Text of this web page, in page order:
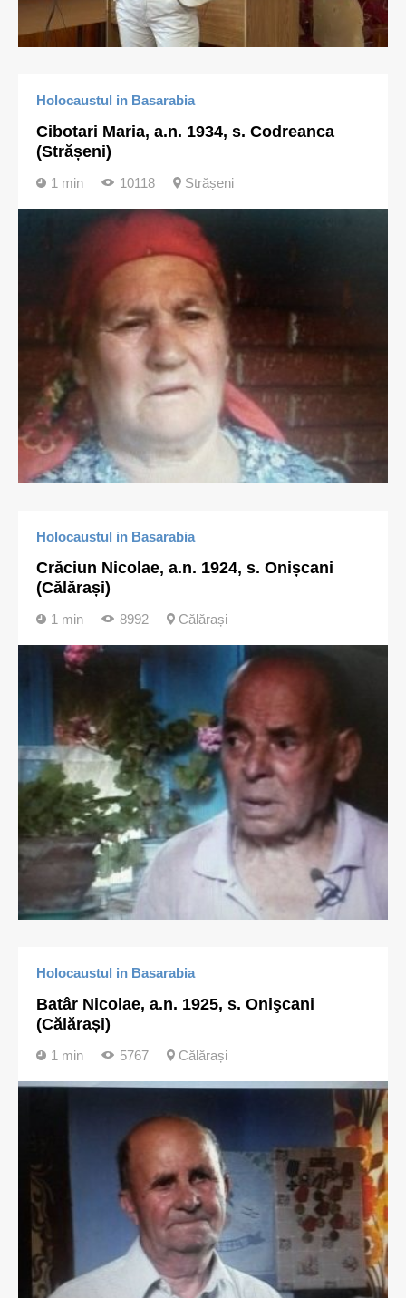
Holocaustul in Basarabia
Cibotari Maria, a.n. 1934, s. Codreanca
(Strășeni)
1 min 10118 Strășeni
Holocaustul in Basarabia
Crăciun Nicolae, a.n. 1924, s. Onișcani
(Călărași)
1 min 8992 Călărași
Holocaustul in Basarabia
Batâr Nicolae, a.n. 1925, s. Onişcani
(Călărași)
1 min 5767 Călărași